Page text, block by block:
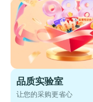
品质实验室
让您的采购更省心